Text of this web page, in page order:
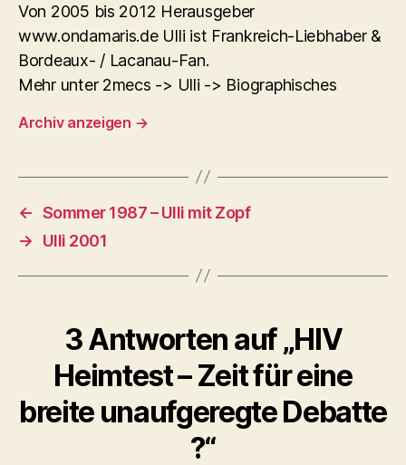
Von 2005 bis 2012 Herausgeber
www.ondamaris.de Ulli ist Frankreich-Liebhaber &
Bordeaux- / Lacanau-Fan.
Mehr unter 2mecs -> Ulli -> Biographisches
Archiv anzeigen →
← Sommer 1987 – Ulli mit Zopf
→
Ulli 2001
3 Antworten auf „HIV
Heimtest – Zeit für eine
breite unaufgeregte Debatte
?“